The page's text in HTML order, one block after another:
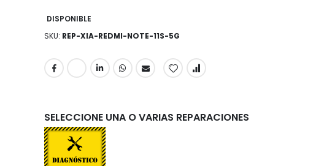
DISPONIBLE
SKU REP-XIA-REDMI-NOTE-11S-5G
SELECCIONE UNA O VARIAS REPARACIONES